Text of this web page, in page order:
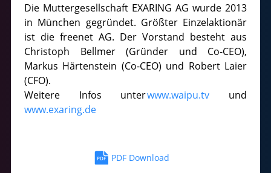
Die Muttergesellschaft EXARING AG wurde 2013
in München gegründet. Größter Einzelaktionär
ist die freenet AG. Der Vorstand besteht aus
Christoph Bellmer (Gründer und Co-CEO),
Markus Härtenstein (Co-CEO) und Robert Laier
(CFO).
Weitere Infos unterwww.waipu.tv und
www.exaring.de
PDF Download